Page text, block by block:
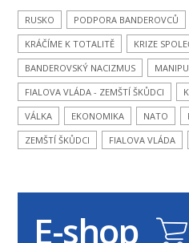
RUSKO PODPORA BANDEROVCŮ
KRÁČÍME K TOTALITĚ
KRIZE
BANDEROVSKÝ NACIZMUS
FIALOVA VLÁDA - ZEMŠTÍ ŠKŮDCI
VÁLKA
EKONOMIKA NATO
ZEMŠTÍ ŠKŮDCI
FIALOVA VLÁDA
E-shop